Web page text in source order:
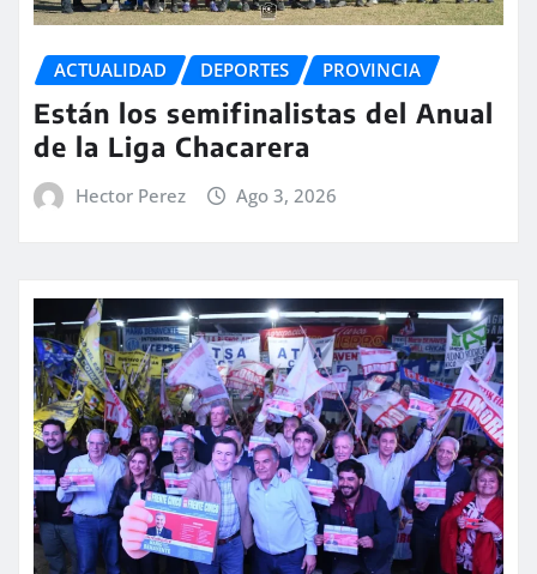
ACTUALIDAD DEPORTES PROVINCIA
Están los semifinalistas del Anual
de la Liga Chacarera
Hector Perez Ago 3, 2026